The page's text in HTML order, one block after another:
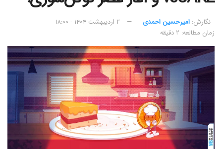
نگارش:‌ امیرحسین احمدی
۲ اردیبهشت ۱۴۰۴ - ۱۸:۰۰
زمان مطالعه: ۲ دقیقه